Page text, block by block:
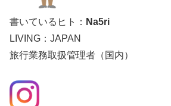
書いているヒト： Na5ri
LIVING：JAPAN
旅行業務取扱管理者（国内）